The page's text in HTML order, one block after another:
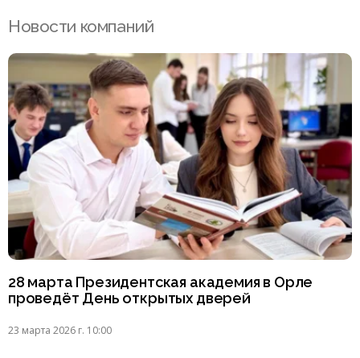
Новости компаний
28 марта Президентская академия в Орле
проведёт День открытых дверей
23 марта 2026 г. 10:00